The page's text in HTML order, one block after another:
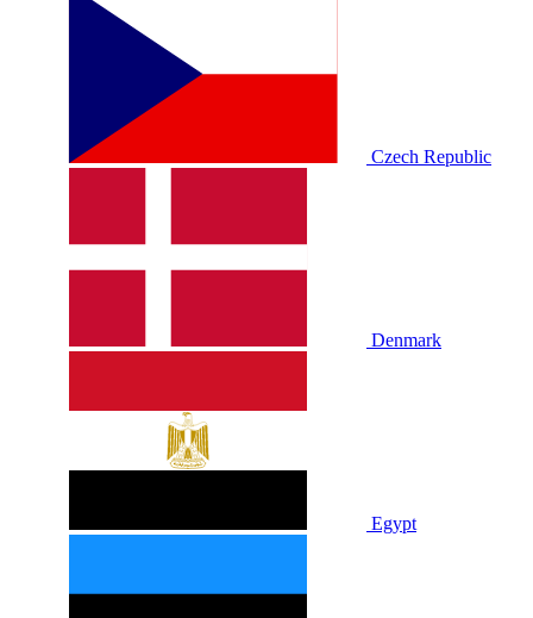
Czech Republic
Denmark
Egypt